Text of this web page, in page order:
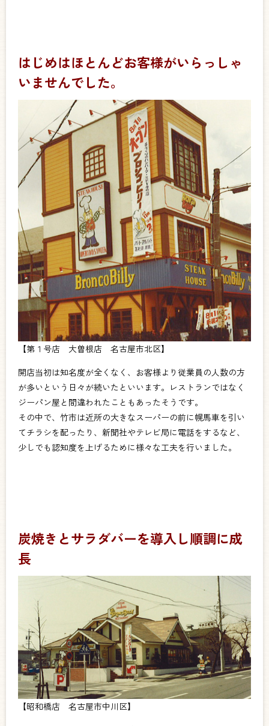
はじめはほとんどお客様がいらっしゃ
いませんでした。
【第１号店 大曽根店 名古屋市北区】
開店当初は知名度が全くなく、お客様より従業員の人数の方
が多いという日々が続いたといいます。レストランではなく
ジーパン屋と間違われたこともあったそうです。
その中で、竹市は近所の大きなスーパーの前に幌馬車を引い
てチラシを配ったり、新聞社やテレビ局に電話をするなど、
少しでも認知度を上げるために様々な工夫を行いました。
炭焼きとサラダバーを導入し順調に成
長
【昭和橋店 名古屋市中川区】